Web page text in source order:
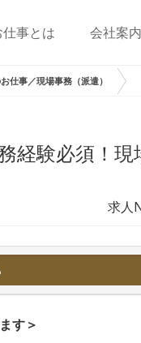
事とは 会社案内
仕事／現場事務（派遣）
経験必須！
求人
す＞